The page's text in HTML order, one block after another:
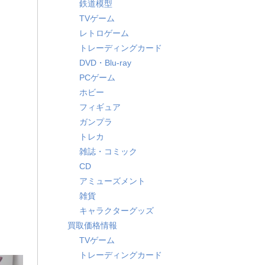
鉄道模型
TVゲーム
レトロゲーム
トレーディングカード
DVD・Blu-ray
PCゲーム
ホビー
フィギュア
ガンプラ
トレカ
雑誌・コミック
CD
アミューズメント
雑貨
キャラクターグッズ
買取価格情報
TVゲーム
トレーディングカード